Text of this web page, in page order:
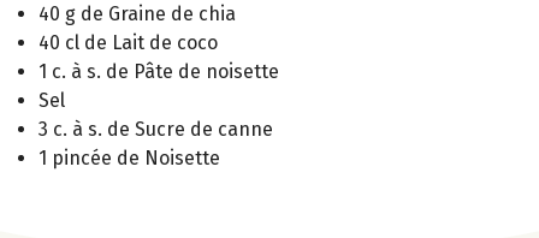
40 g de Graine de chia
40 cl de Lait de coco
1 c. à s. de Pâte de noisette
Sel
3 c. à s. de Sucre de canne
1 pincée de Noisette